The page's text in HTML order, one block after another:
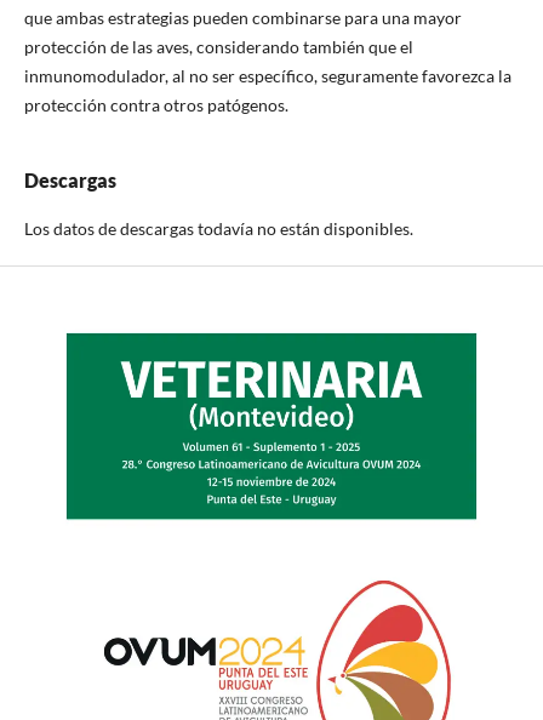
que ambas estrategias pueden combinarse para una mayor
protección de las aves, considerando también que el
inmunomodulador, al no ser específico, seguramente favorezca la
protección contra otros patógenos.
Descargas
Los datos de descargas todavía no están disponibles.